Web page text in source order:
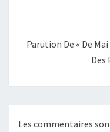
Parution De « De
Des
Les commentaires